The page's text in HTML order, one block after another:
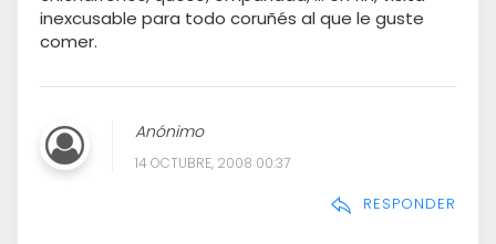
inexcusable para todo coruñés al que le guste
comer.
Anónimo
14 OCTUBRE, 2008 00:37
RESPONDER